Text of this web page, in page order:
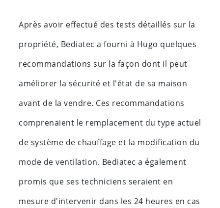
Après avoir effectué des tests détaillés sur la
propriété, Bediatec a fourni à Hugo quelques
recommandations sur la façon dont il peut
améliorer la sécurité et l'état de sa maison
avant de la vendre. Ces recommandations
comprenaient le remplacement du type actuel
de système de chauffage et la modification du
mode de ventilation. Bediatec a également
promis que ses techniciens seraient en
mesure d'intervenir dans les 24 heures en cas